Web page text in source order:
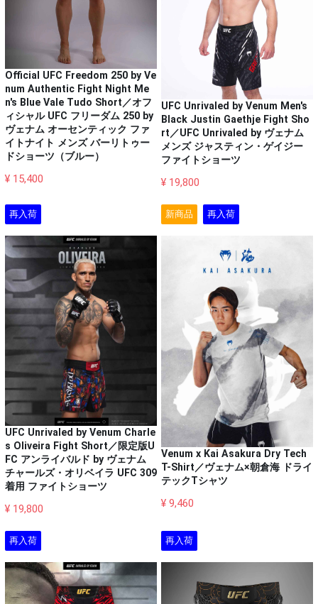
Official UFC Freedom 250 by Ve
num Authentic Fight Night Me
n's Blue Vale Tudo Short／オフ
ィシャル UFC フリーダム 250 by
ヴェナム オーセンティック ファ
イトナイト メンズ バーリトゥー
ドショーツ（ブルー）
¥ 15,400
UFC Unrivaled by Venum Men's
Black Justin Gaethje Fight Sho
rt／UFC Unrivaled by ヴェナム
メンズ ジャスティン・ゲイジー
ファイトショーツ
¥ 19,800
再入荷
UFC Unrivaled by Venum Charle
s Oliveira Fight Short／限定版U
FC アンライバルド by ヴェナム
チャールズ・オリベイラ UFC 309
着用 ファイトショーツ
¥ 19,800
新商品 再入荷
Venum x Kai Asakura Dry Tech
T-Shirt／ヴェナム×朝倉海 ドライ
テックTシャツ
¥ 9,460
再入荷 再入荷